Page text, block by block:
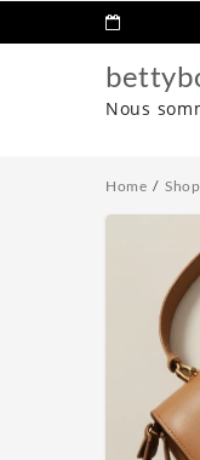
Nous
Home